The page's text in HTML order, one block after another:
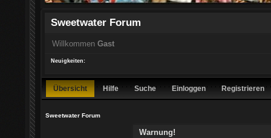
Sweetwater Forum
Willkommen Gast
Neuigkeiten:
Übersicht Hilfe Suche Einloggen Registrieren
Sweetwater Forum
Warnung!